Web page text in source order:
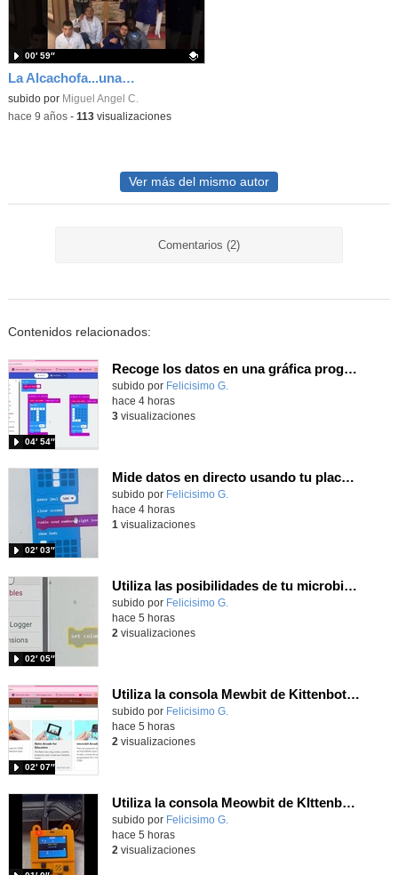
La Alcachofa...una excusa para trabajar
Contenido educativo.
subido por Miguel Angel C.
00′ 59″
-hace 9 años- 113visualizaciones
Ver más del mismo autor
Comentarios (2)
Contenidos relacionados:
Recoge los datos en una gráfica programando tu placa microbit con MakeCode y conoce la Tª y nivel de luz en este eclipse
Contenido educativo.
subido por Felicisimo G.
04′ 54″
hace 4 horas
3visualizaciones
Mide datos en directo usando tu placa microbit y programando con MakeCode dos placas conectadas por radio
Contenido educativo.
subido por Felicisimo G.
02′ 03″
hace 4 horas
1 visualizaciones
Utiliza las posibilidades de tu microbit programando com MakeCode para medir temperatura y nivel de luz con Datalogger
Contenido educativo.
subido por Felicisimo G.
02′ 05″
hace 5 horas
2 visualizaciones
Utiliza la consola Mewbit de Kittenbot para llevar tus juegos arcade de MakeCode a tu mano
Contenido educativo.
subido por Felicisimo G.
02′ 07″
hace 5 horas
2 visualizaciones
Utiliza la consola Meowbit de KIttenbot para jugar con tus programas MakeCode Arcade
Contenido educativo.
subido por Felicisimo G.
hace 5 horas
2 visualizaciones